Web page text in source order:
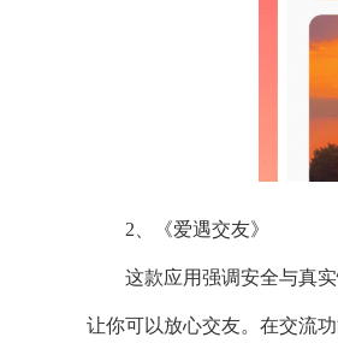
2、《爱遇交友》
这款应用强调安全与真
让你可以放心交友。在交流